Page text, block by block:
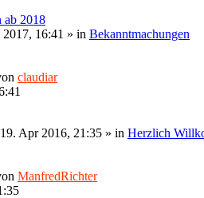
ab 2018
16:41 » in Bekanntmachungen
claudiar
19. Apr 2016, 21:35 » in Herzlich
ManfredRichter